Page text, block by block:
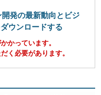
発の最新動向とビジ
ウンロードする
かっています。
く必要があります。